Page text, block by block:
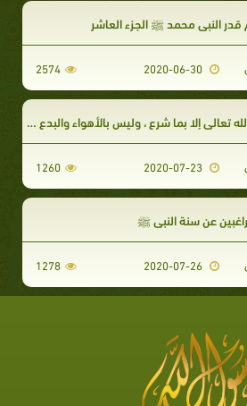
قدر النبى محمد ﷺ الجزء العاشر
2020-06-30
2574
إلا بما شرع ، وليس بالأهواء والبدع الجزء الثالث
2020-07-23
1260
عن سنة النبي ﷺ
2020-07-26
1278